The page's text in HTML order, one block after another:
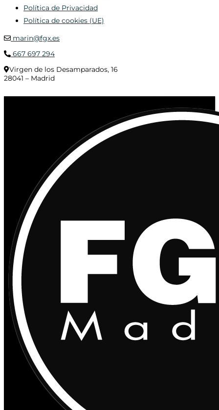
Política de Privacidad
Política de cookies (UE)
marin@fgx.es
667 697 294
Virgen de los Desamparados, 16
28041 – Madrid